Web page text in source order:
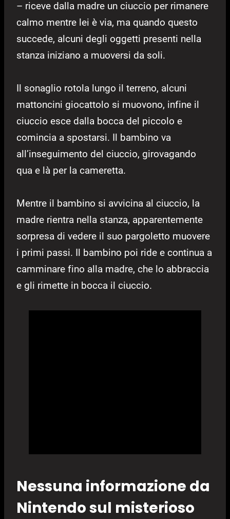
– riceve dalla madre un ciuccio per rimanere
calmo mentre lei è via, ma quando questo
succede, alcuni degli oggetti presenti nella
stanza iniziano a muoversi da soli.
Il sonaglio rotola lungo il terreno, alcuni
mattoncini giocattolo si muovono, infine il
ciuccio esce dalla bocca del piccolo e
comincia a spostarsi. Il bambino va
all’inseguimento del ciuccio, girovagando
qua e là per la cameretta.
Mentre il bambino si avvicina al ciuccio, la
madre rientra nella stanza, apparentemente
sorpresa di vedere il suo pargoletto muovere
i primi passi. Il bambino poi ride e continua a
camminare fino alla madre, che lo abbraccia
e gli rimette in bocca il ciuccio.
Nessuna informazione da
Nintendo sul misterioso